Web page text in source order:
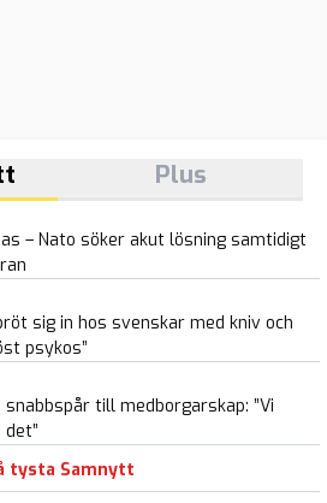
Plus
– Nato söker akut lösning samtidigt
sig in hos svenskar med kniv och
psykos”
till medborgarskap: ”Vi
tysta Samnytt